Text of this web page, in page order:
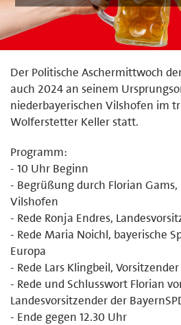
Der Politische Aschermittwoch
auch 2024 an seinem
niederbayerischen Vilshofen im
Wolferstetter Keller statt.
Programm:
- 10 Uhr Beginn
- Begrüßung durch Florian
Vilshofen
- Rede Ronja Endres,
- Rede Maria Noichl, bayerische
Europa
- Rede Lars Klingbeil, Vorsitzender
- Rede und Schlusswort Florian
Landesvorsitzender der
- Ende gegen 12.30 Uhr